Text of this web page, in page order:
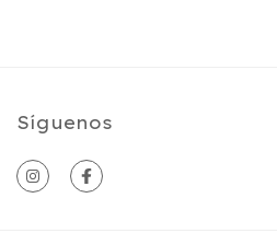
Síguenos